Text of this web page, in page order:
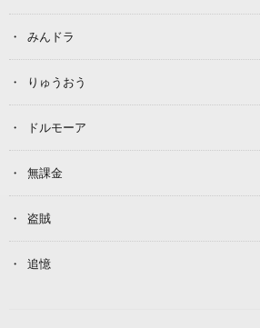
みんドラ
りゅうおう
ドルモーア
無課金
盗賊
追憶